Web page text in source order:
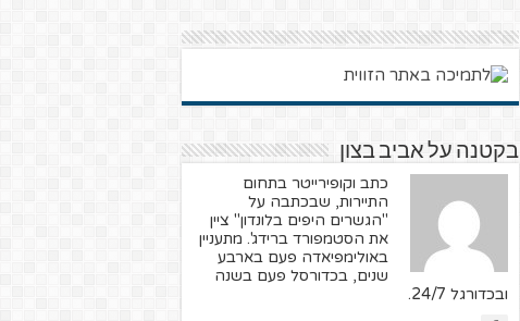
בקטנה על אביב בצון
כתב וקופירייטר בתחום
התיירות, שבכתבה על
"הגשרים היפים בלונדון" ציין
את הסטמפורד ברידג'. מתעניין
באולימפיאדה פעם בארבע
שנים, בכדורסל פעם בשנה
ובכדורגל 24/7.